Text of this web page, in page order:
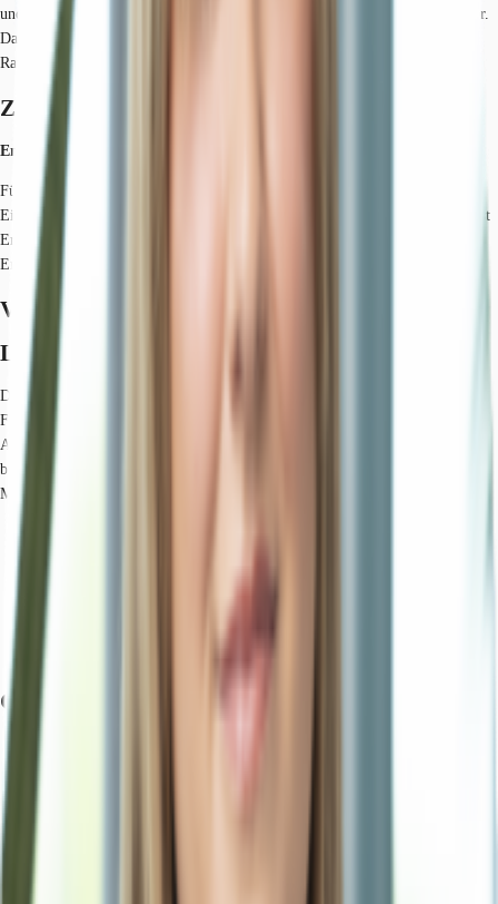
und eignet sich sowohl für Mieter ab 148 m² als auch für einen Gesamtnutzer.
Das Gebäude bietet seinen Interessenten flexible
Raumaufteilungsmöglichkeiten.
Zertifizierungen
Energieausweis
Für diese Liegenschaft liegt ein Bedarfsausweis vom 2017-11-21 vom
Eigentümer/Vermieter vor. Der wesentliche Energieträger der Liegenschaft ist
Erdgas schwer. Der Endenergiebedarf Strom beträgt 24.00 kWh/(m²*a). Der
Endenergiebedarf Wärme beträgt 54.00 kWh/(m²*a).
Verfügbare Fläche
Lage und Verkehrsanbindung
Das Objekt befindet sich in direkter Nachbarschaft des Düsseldorfer
Flughafens. Die sogenannte Airport-City verfügt über eine optimale
Anbindung an das Autobahnnetz und den ÖPNV. Die Terminals mit ihrem
breiten Angebot an Gastronomie und Einzelhandel sind fußläufig in wenigen
Minuten erreichbar.
Bundesautobahn, A 44, Fahrzeit: 2 min
Flughafen, Düsseldorf, Fahrzeit: 2 min
Grundriss